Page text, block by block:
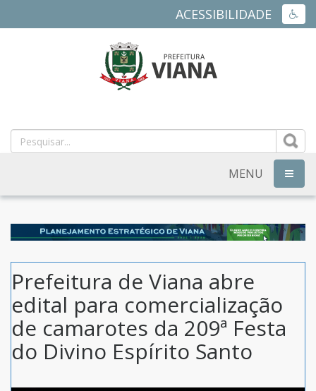
ACESSIBILIDADE
MUNICIPAL
DE
VIANA
ES
MENU
Prefeitura de Viana abre
edital para comercialização
de camarotes da 209ª Festa
do Divino Espírito Santo